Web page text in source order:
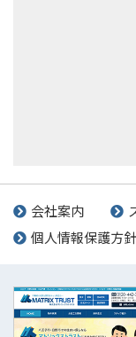
会社案内
個人情報保護方針